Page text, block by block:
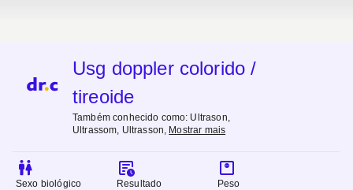
Usg doppler colorido /
tireoide
Também conhecido como: Ultrason,
Ultrassom, Ultrasson, Mostrar mais
Sexo biológico
Resultado
Peso